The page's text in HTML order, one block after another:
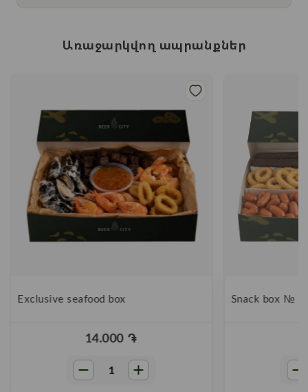
Առաջարկվող ապրանքներ
Exclusive seafood box
14.000 ֏
Snack box № 3